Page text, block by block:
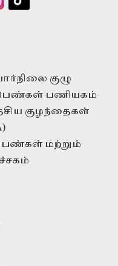
குழு
பணியகம்
குழந்தைகள்
மற்றும்